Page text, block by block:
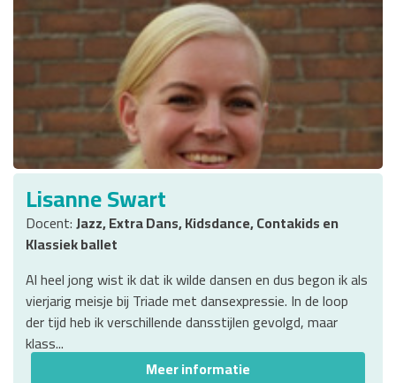
Lisanne Swart
Docent:Jazz, Extra Dans, Kidsdance, Contakids en
Klassiek ballet
Al heel jong wist ik dat ik wilde dansen en dus begon ik als
vierjarig meisje bij Triade met dansexpressie. In de loop
der tijd heb ik verschillende dansstijlen gevolgd, maar
klass...
Meer informatie